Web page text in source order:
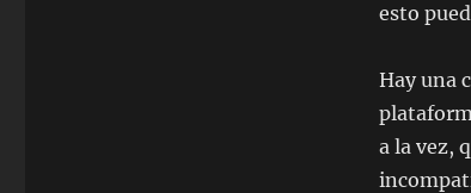
esto
Hay una
a la vez,